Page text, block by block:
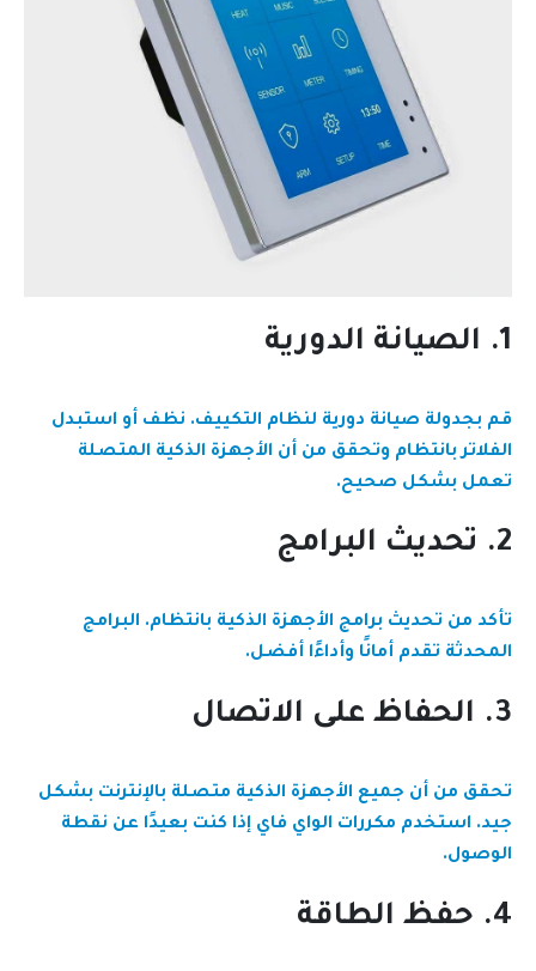
1. الصيانة الدورية
قم بجدولة صيانة دورية لنظام التكييف. نظف أو استبدل
الفلاتر بانتظام وتحقق من أن الأجهزة الذكية المتصلة
تعمل بشكل صحيح.
2. تحديث البرامج
تأكد من تحديث برامج الأجهزة الذكية بانتظام. البرامج
المحدثة تقدم أمانًا وأداءًا أفضل.
3. الحفاظ على الاتصال
تحقق من أن جميع الأجهزة الذكية متصلة بالإنترنت بشكل
جيد. استخدم مكررات الواي فاي إذا كنت بعيدًا عن نقطة
الوصول.
4. حفظ الطاقة